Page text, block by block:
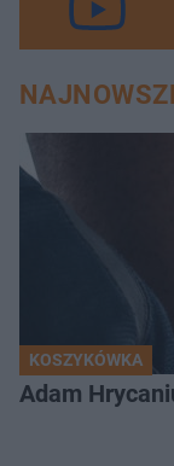
KOSZYKÓWKA
Adam